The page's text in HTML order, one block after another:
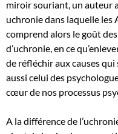
miroir souriant, un auteur
uchronie dans laquelle les
comprend alors le goût
d’uchronie, en ce
de réfléchir aux causes
aussi celui des
cœur de nos processus
A la différence de